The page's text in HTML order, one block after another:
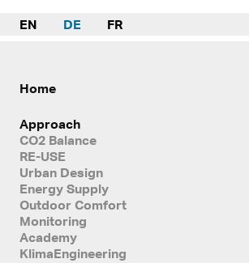
EN DE FR
Home
Approach
CO2 Balance
RE-USE
Urban Design
Energy Supply
Outdoor Comfort
Monitoring
Academy
KlimaEngineering